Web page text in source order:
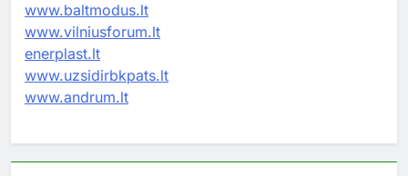
www.baltmodus.lt
www.vilniusforum.lt
enerplast.lt
www.uzsidirbkpats.lt
www.andrum.lt